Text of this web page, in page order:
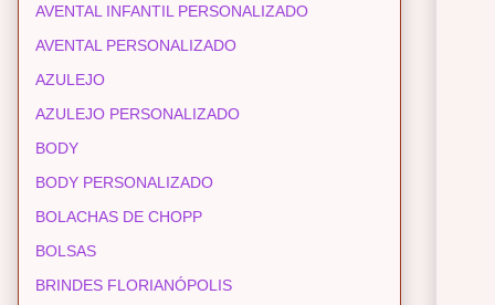
AVENTAL INFANTIL PERSONALIZADO
AVENTAL PERSONALIZADO
AZULEJO
AZULEJO PERSONALIZADO
BODY
BODY PERSONALIZADO
BOLACHAS DE CHOPP
BOLSAS
BRINDES FLORIANÓPOLIS